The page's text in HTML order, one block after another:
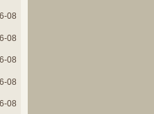
08
08
08
08
08